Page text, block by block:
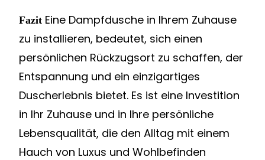
Fazit Eine Dampfdusche in Ihrem Zuhause
zu installieren, bedeutet, sich einen
persönlichen Rückzugsort zu schaffen, der
Entspannung und ein einzigartiges
Duscherlebnis bietet. Es ist eine Investition
in Ihr Zuhause und in Ihre persönliche
Lebensqualität, die den Alltag mit einem
Hauch von Luxus und Wohlbefinden